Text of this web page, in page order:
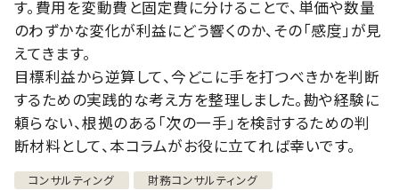
す。費用を変動費と固定費に分けることで、単価や数量
のわずかな変化が利益にどう響くのか、その「感度」が見
えてきます。
目標利益から逆算して、今どこに手を打つべきかを判断
するための実践的な考え方を整理しました。勘や経験に
頼らない、根拠のある「次の一手」を検討するための判
断材料として、本コラムがお役に立てれば幸いです。
コンサルティング 財務コンサルティング